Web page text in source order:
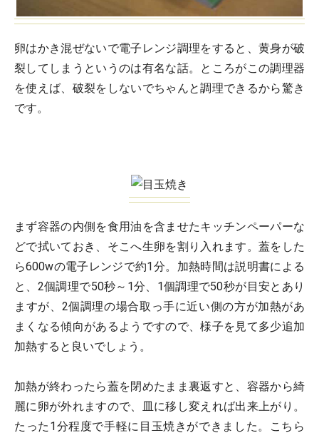
卵はかき混ぜないで電子レンジ調理をすると、黄身が破
裂してしまうというのは有名な話。ところがこの調理器
を使えば、破裂をしないでちゃんと調理できるから驚き
です。
まず容器の内側を食用油を含ませたキッチンペーパーな
どで拭いておき、そこへ生卵を割り入れます。蓋をした
ら600wの電子レンジで約1分。加熱時間は説明書による
と、2個調理で50秒～1分、1個調理で50秒が目安とあり
ますが、2個調理の場合取っ手に近い側の方が加熱があ
まくなる傾向があるようですので、様子を見て多少追加
加熱すると良いでしょう。
加熱が終わったら蓋を閉めたまま裏返すと、容器から綺
麗に卵が外れますので、皿に移し変えれば出来上がり。
たった1分程度で手軽に目玉焼きができました。こちら